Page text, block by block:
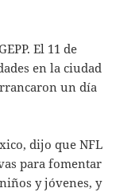
El 11 de
en la ciudad
un día
dijo que NFL
para fomentar
y jóvenes, y